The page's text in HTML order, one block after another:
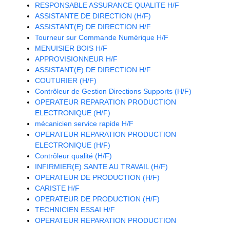
RESPONSABLE ASSURANCE QUALITE H/F
ASSISTANTE DE DIRECTION (H/F)
ASSISTANT(E) DE DIRECTION H/F
Tourneur sur Commande Numérique H/F
MENUISIER BOIS H/F
APPROVISIONNEUR H/F
ASSISTANT(E) DE DIRECTION H/F
COUTURIER (H/F)
Contrôleur de Gestion Directions Supports (H/F)
OPERATEUR REPARATION PRODUCTION
ELECTRONIQUE (H/F)
mécanicien service rapide H/F
OPERATEUR REPARATION PRODUCTION
ELECTRONIQUE (H/F)
Contrôleur qualité (H/F)
INFIRMIER(E) SANTE AU TRAVAIL (H/F)
OPERATEUR DE PRODUCTION (H/F)
CARISTE H/F
OPERATEUR DE PRODUCTION (H/F)
TECHNICIEN ESSAI H/F
OPERATEUR REPARATION PRODUCTION